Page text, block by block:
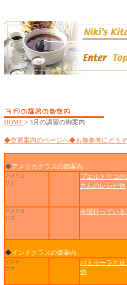
HOME > 3月の講習の御案内
◆空席案内のページへ◆も御参考にどう
◆アメリカクラスの御案内
アメリカ
リナ
プエルトリコ
さんのレシピ他
アメリカ
リズ
今流行っている
◆インドクラスの御案内
インド
ウマ
バトゥーラと豆
他